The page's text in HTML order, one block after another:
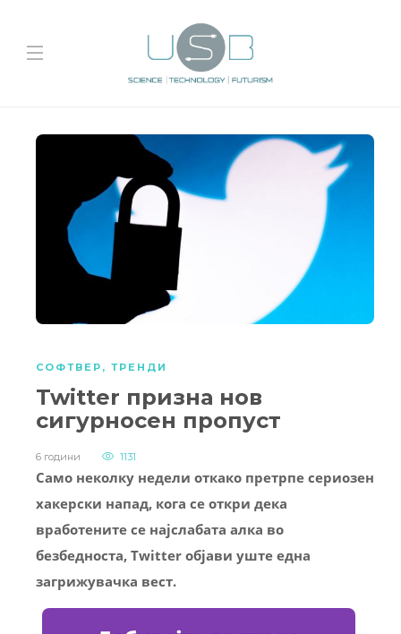
СОФТВЕР , ТРЕНДИ
Twitter призна нов
сигурносен пропуст
6 години 1131
Само неколку недели откако претрпе сериозен
хакерски напад, кога се откри дека
вработените се најслабата алка во
безбедноста, Twitter објави уште една
загрижувачка вест.